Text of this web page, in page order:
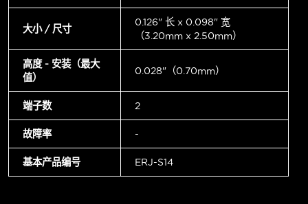
大小 / 尺寸
0.126" 长 x 0.098" 宽
（3.20mm x 2.50mm）
高度 - 安装（最大
值）
0.028"（0.70mm）
端子数 2
故障率 -
基本产品编号 ERJ-S14